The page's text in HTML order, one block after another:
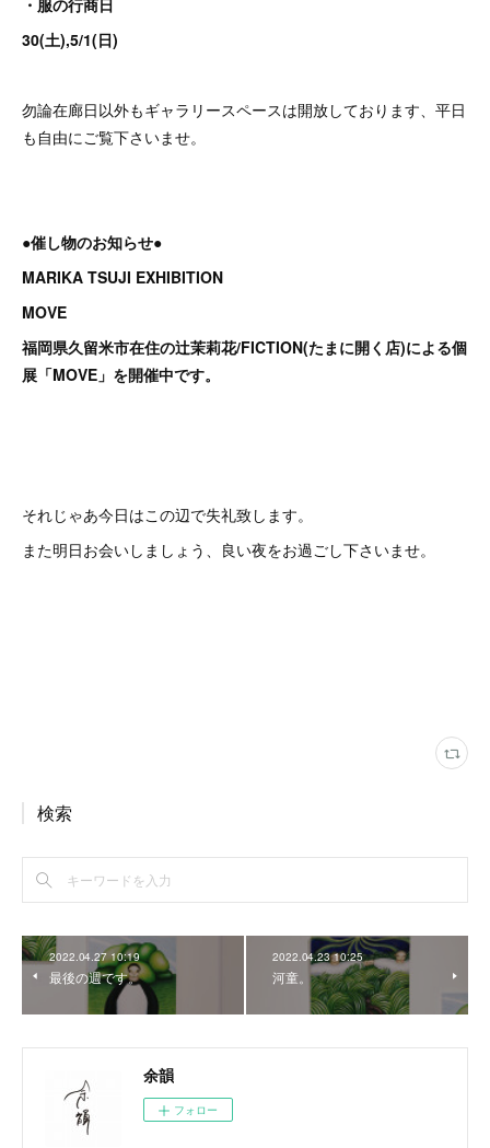
・服の行商日
30(土),5/1(日)
勿論在廊日以外もギャラリースペースは開放しております、平日
も自由にご覧下さいませ。
●催し物のお知らせ●
MARIKA TSUJI EXHIBITION
MOVE
福岡県久留米市在住の辻󠄀茉莉花/FICTION(たまに開く店)による個
展「MOVE」を開催中です。
それじゃあ今日はこの辺で失礼致します。
また明日お会いしましょう、良い夜をお過ごし下さいませ。
検索
2022.04.27 10:19
最後の週です。
2022.04.23 10:25
河童。
余韻
フォロー